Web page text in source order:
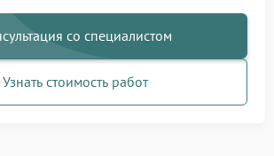
со специалистом
Узнать стоимость работ